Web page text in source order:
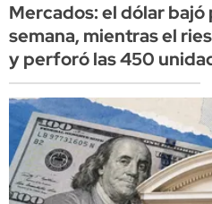
Mercados: el dólar
semana, mientras el
y perforó las 450